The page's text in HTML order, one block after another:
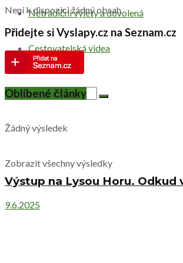
Netradiční výlety a dovolená
Cestovatelská videa
Žádný výsledek
Zobrazit všechny výsledky
Není k dispozici žádný obsah
Přidejte si Vyslapy.cz na Seznam.cz
Oblíbené články
Výstup na Lysou Horu. Odkud
9.6.2025